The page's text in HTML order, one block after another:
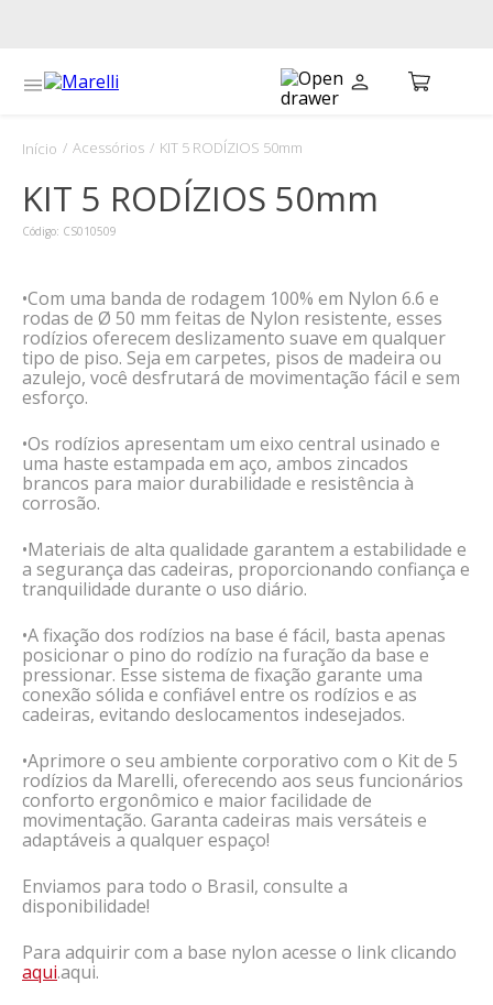
Acessórios KIT 5 RODÍZIOS 50mm
KIT 5 RODÍZIOS 50mm
Código: CS010509
•Com uma banda de rodagem 100% em Nylon 6.6 e
rodas de Ø 50 mm feitas de Nylon resistente, esses
rodízios oferecem deslizamento suave em qualquer
tipo de piso. Seja em carpetes, pisos de madeira ou
azulejo, você desfrutará de movimentação fácil e sem
esforço.
•Os rodízios apresentam um eixo central usinado e
uma haste estampada em aço, ambos zincados
brancos para maior durabilidade e resistência à
corrosão.
•Materiais de alta qualidade garantem a estabilidade e
a segurança das cadeiras, proporcionando confiança e
tranquilidade durante o uso diário.
•A fixação dos rodízios na base é fácil, basta apenas
posicionar o pino do rodízio na furação da base e
pressionar. Esse sistema de fixação garante uma
conexão sólida e confiável entre os rodízios e as
cadeiras, evitando deslocamentos indesejados.
•Aprimore o seu ambiente corporativo com o Kit de 5
rodízios da Marelli, oferecendo aos seus funcionários
conforto ergonômico e maior facilidade de
movimentação. Garanta cadeiras mais versáteis e
adaptáveis a qualquer espaço!
Enviamos para todo o Brasil, consulte a
disponibilidade!
Para adquirir com a base nylon acesse o link clicando
aqui.aqui.